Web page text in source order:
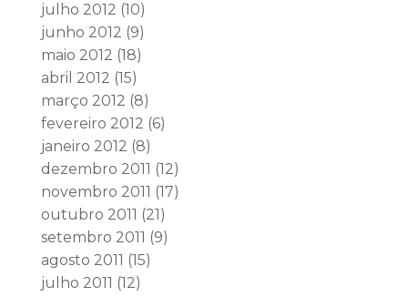
julho 2012 (10)
junho 2012 (9)
maio 2012 (18)
abril 2012 (15)
março 2012 (8)
fevereiro 2012 (6)
janeiro 2012 (8)
dezembro 2011 (12)
novembro 2011 (17)
outubro 2011 (21)
setembro 2011 (9)
agosto 2011 (15)
julho 2011 (12)